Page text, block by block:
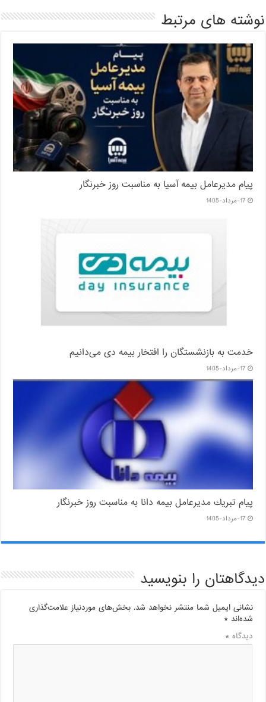
نوشته های مرتبط
پیام مدیرعامل بیمه آسیا به مناسبت روز خبرنگار
17-مرداد-1405
خدمت به بازنشستگان‌ را افتخار بیمه دی می‌دانیم
17-مرداد-1405
پیام ‌تبریك‌ مدیرعامل بیمه دانا به مناسبت روز خبرنگار
17-مرداد-1405
دیدگاهتان را بنویسید
نشانی ایمیل شما منتشر نخواهد شد. بخش‌های موردنیاز علامت‌گذاری
شده‌اند*
دیدگاه*